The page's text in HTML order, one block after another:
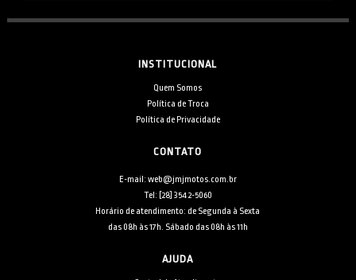
INSTITUCIONAL
Quem Somos
Política de Troca
Política de Privacidade
CONTATO
E-mail: web@jmjmotos.com.br
Tel: [28] 3542-5060
Horário de atendimento: de Segunda à Sexta
das 08h às 17h. Sábado das 08h às 11h
AJUDA